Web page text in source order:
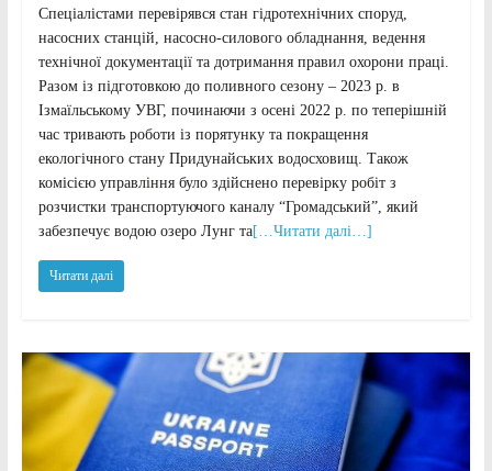
Спеціалістами перевірявся стан гідротехнічних споруд,
насосних станцій, насосно-силового обладнання, ведення
технічної документації та дотримання правил охорони праці.
Разом із підготовкою до поливного сезону – 2023 р. в
Ізмаїльському УВГ, починаючи з осені 2022 р. по теперішній
час тривають роботи із порятунку та покращення
екологічного стану Придунайських водосховищ. Також
комісією управління було здійснено перевірку робіт з
розчистки транспортуючого каналу “Громадський”, який
забезпечує водою озеро Лунг та[…Читати далі…]
Читати далі